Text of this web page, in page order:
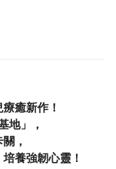
癒新作！
地」，
，
養強韌心靈！